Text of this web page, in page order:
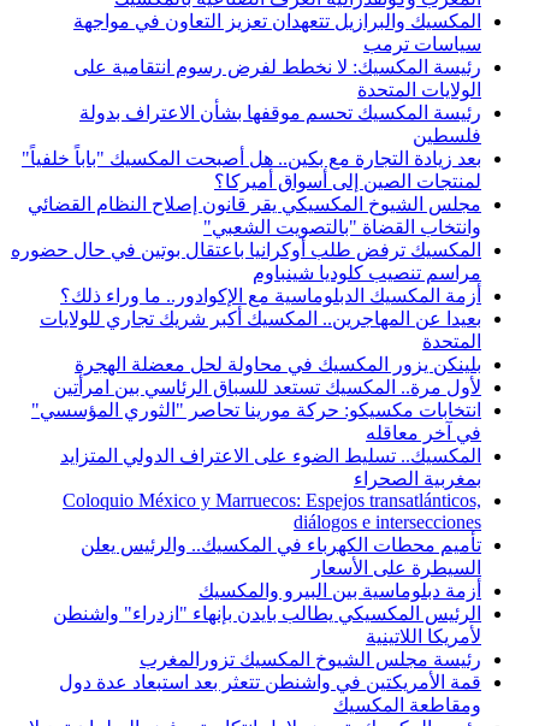
المكسيك والبرازيل تتعهدان تعزيز التعاون في مواجهة
سياسات ترمب
رئيسة المكسيك: لا نخطط لفرض رسوم انتقامية على
الولايات المتحدة
رئيسة المكسيك تحسم موقفها بشأن الاعتراف بدولة
فلسطين
بعد زيادة التجارة مع بكين.. هل أصبحت المكسيك "باباً خلفياً"
لمنتجات الصين إلى أسواق أميركا؟
مجلس الشيوخ المكسيكي يقر قانون إصلاح النظام القضائي
وانتخاب القضاة "بالتصويت الشعبي"
المكسيك ترفض طلب أوكرانيا باعتقال بوتين في حال حضوره
مراسم تنصيب كلوديا شينباوم
أزمة المكسيك الدبلوماسية مع الإكوادور.. ما وراء ذلك؟
بعيدا عن المهاجرين.. المكسيك أكبر شريك تجاري للولايات
المتحدة
بلينكن يزور المكسيك في محاولة لحل معضلة الهجرة
لأول مرة.. المكسيك تستعد للسباق الرئاسي بين امرأتين
انتخابات مكسيكو: حركة مورينا تحاصر "الثوري المؤسسي"
في آخر معاقله
المكسيك.. تسليط الضوء على الاعتراف الدولي المتزايد
بمغربية الصحراء
Coloquio México y Marruecos: Espejos transatlánticos,
diálogos e intersecciones
تأميم محطات الكهرباء في المكسيك.. والرئيس يعلن
السيطرة على الأسعار
أزمة دبلوماسية بين البيرو والمكسيك
الرئيس المكسيكي يطالب بايدن بإنهاء "ازدراء" واشنطن
لأمريكا اللاتينية
رئيسة مجلس الشيوخ المكسيك تزورالمغرب
قمة الأمريكتين في واشنطن تتعثر بعد استبعاد عدة دول
ومقاطعة المكسيك